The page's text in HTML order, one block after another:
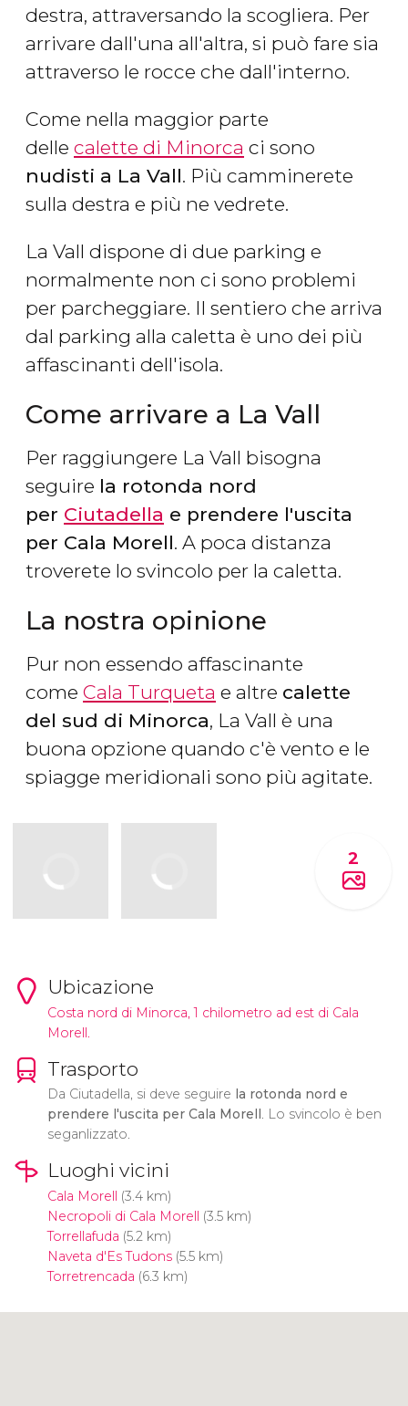
destra, attraversando la scogliera. Per
arrivare dall'una all'altra, si può fare sia
attraverso le rocce che dall'interno.
Come nella maggior parte
delle calette di Minorca ci sono
nudisti a La Vall. Più camminerete
sulla destra e più ne vedrete.
La Vall dispone di due parking e
normalmente non ci sono problemi
per parcheggiare. Il sentiero che arriva
dal parking alla caletta è uno dei più
affascinanti dell'isola.
Come arrivare a La Vall
Per raggiungere La Vall bisogna
seguire la rotonda nord
per Ciutadella e prendere l'uscita
per Cala Morell. A poca distanza
troverete lo svincolo per la caletta.
La nostra opinione
Pur non essendo affascinante
come Cala Turqueta e altre calette
del sud di Minorca, La Vall è una
buona opzione quando c'è vento e le
spiagge meridionali sono più agitate.
2
Ubicazione
Costa nord di Minorca, 1 chilometro ad est di Cala
Morell.
Trasporto
Da Ciutadella, si deve seguire la rotonda nord e
prendere l'uscita per Cala Morell . Lo svincolo è ben
seganlizzato.
Luoghi vicini
Cala Morell (3.4 km)
Necropoli di Cala Morell (3.5 km)
Torrellafuda (5.2 km)
Naveta d'Es Tudons(5.5 km)
Torretrencada (6.3 km)